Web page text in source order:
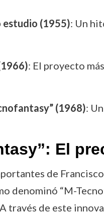
estudio (1955): Un
: El proyecto
(1968):
El
de
denominó “M-
través de este